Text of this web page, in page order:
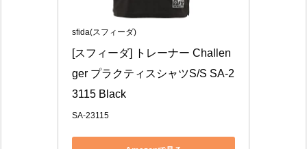
sfida(スフィーダ)
[スフィーダ] トレーナー Challen
ger プラクティスシャツS/S SA-2
3115 Black
SA-23115